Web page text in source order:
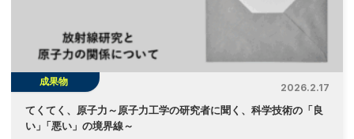
成果物
2026.2.17
てくてく、原子力～原子力工学の研究者に聞く、科学技術の「良
い」 「悪い」の境界線～